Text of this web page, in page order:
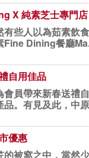
X 純素芝士專門店
些人以為茹素飲
Fine Dining餐廳
自用佳品
員帶來新春送禮
。有見及此，中
優惠
被窩之中，當然